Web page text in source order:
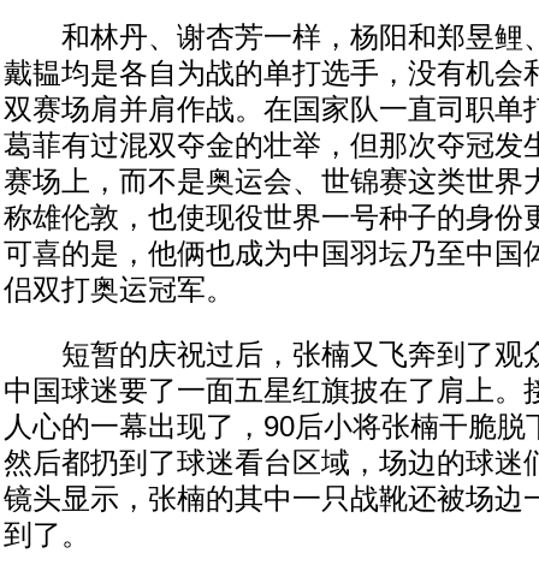
和林丹、谢杏芳一样，杨阳和郑昱鲤
戴韫均是各自为战的单打选手，没有机会
双赛场肩并肩作战。在国家队一直司职单
葛菲有过混双夺金的壮举，但那次夺冠发
赛场上，而不是奥运会、世锦赛这类世界
称雄伦敦，也使现役世界一号种子的身份
可喜的是，他俩也成为中国羽坛乃至中国
侣双打奥运冠军。
短暂的庆祝过后，张楠又飞奔到了观
中国球迷要了一面五星红旗披在了肩上。
人心的一幕出现了，90后小将张楠干脆脱
然后都扔到了球迷看台区域，场边的球迷
镜头显示，张楠的其中一只战靴还被场边
到了。